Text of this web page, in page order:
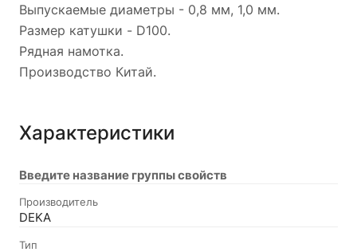
Выпускаемые диаметры - 0,8 мм, 1,0 мм.
Размер катушки - D100.
Рядная намотка.
Производство Китай.
Характеристики
Введите название группы свойств
Производитель
DEKA
Тип